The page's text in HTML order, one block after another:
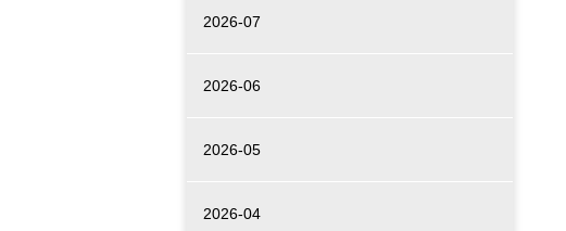
2026-07
2026-06
2026-05
2026-04